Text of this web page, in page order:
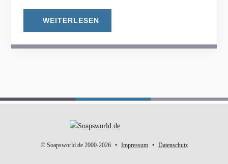
WEITERLESEN
© Soapsworld.de 2000-2026 Impressum Datenschutz